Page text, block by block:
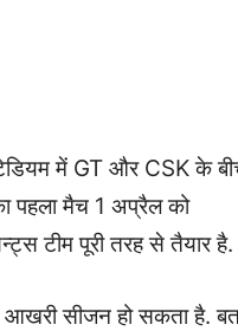
में GT और CSK के
पहला मैच 1 अप्रैल को
टीम पूरी तरह से तैयार है.
आखरी सीजन हो सकता है.